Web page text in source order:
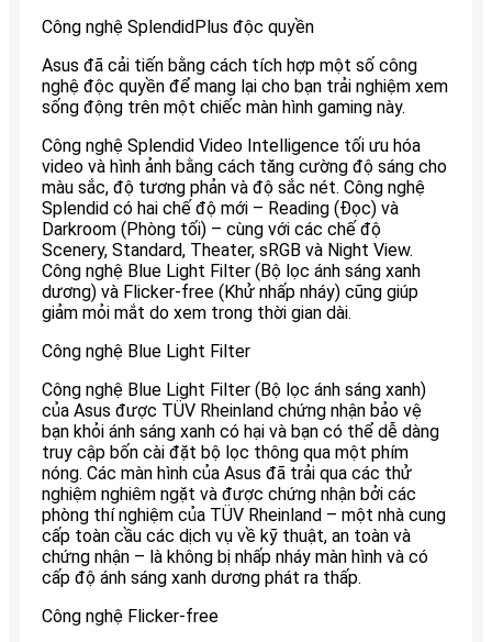
Công nghệ SplendidPlus độc quyền
Asus đã cải tiến bằng cách tích hợp một số công
nghệ độc quyền để mang lại cho bạn trải nghiệm xem
sống động trên một chiếc màn hình gaming này.
Công nghệ Splendid Video Intelligence tối ưu hóa
video và hình ảnh bằng cách tăng cường độ sáng cho
màu sắc, độ tương phản và độ sắc nét. Công nghệ
Splendid có hai chế độ mới – Reading (Đọc) và
Darkroom (Phòng tối) – cùng với các chế độ
Scenery, Standard, Theater, sRGB và Night View.
Công nghệ Blue Light Filter (Bộ lọc ánh sáng xanh
dương) và Flicker-free (Khử nhấp nháy) cũng giúp
giảm mỏi mắt do xem trong thời gian dài.
Công nghệ Blue Light Filter
Công nghệ Blue Light Filter (Bộ lọc ánh sáng xanh)
của Asus được TÜV Rheinland chứng nhận bảo vệ
bạn khỏi ánh sáng xanh có hại và bạn có thể dễ dàng
truy cập bốn cài đặt bộ lọc thông qua một phím
nóng. Các màn hình của Asus đã trải qua các thử
nghiệm nghiêm ngặt và được chứng nhận bởi các
phòng thí nghiệm của TÜV Rheinland – một nhà cung
cấp toàn cầu các dịch vụ về kỹ thuật, an toàn và
chứng nhận – là không bị nhấp nháy màn hình và có
cấp độ ánh sáng xanh dương phát ra thấp.
Công nghệ Flicker-free